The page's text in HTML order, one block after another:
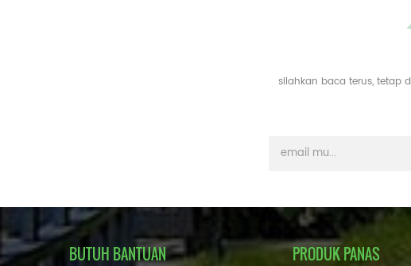
silahkan baca terus, tetap
BUTUH BANTUAN PRODUK PANAS